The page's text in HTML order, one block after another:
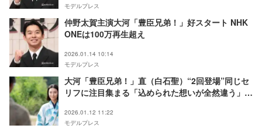
モデルプレス
仲野太賀主演大河「豊臣兄弟！」好スタート NHK
ONEは100万再生超え
2026.01.14 10:14
モデルプレス
大河「豊臣兄弟！」直（白石聖）“2回登場”同じセ
リフに注目集まる「込められた想いが全然違う」
2026.01.12 11:22
モデルプレス